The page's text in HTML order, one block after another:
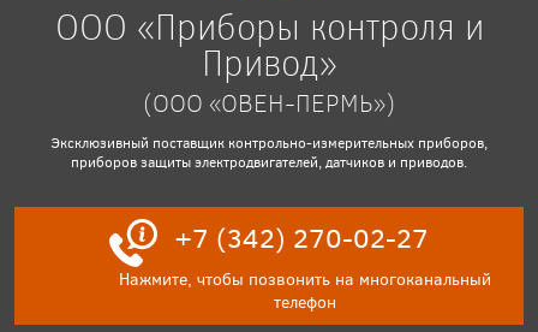
ООО «Приборы контроля и
Привод»
(ООО «ОВЕН-ПЕРМЬ»)
Эксклюзивный поставщик контрольно-измерительных приборов,
приборов защиты электродвигателей, датчиков и приводов.
+7 (342) 270-02-27
Нажмите, чтобы позвонить на многоканальный
телефон